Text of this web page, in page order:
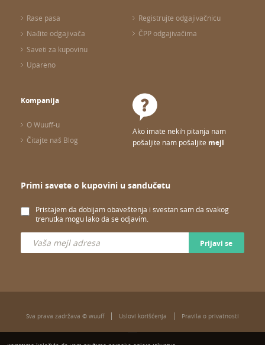
Rase pasa
Nađite odgajivača
Saveti za kupovinu
Upareno
Registrujte odgajivačnicu
ČPP odgajivačima
Kompanija
O Wuuff-u
Čitajte naš Blog
Ako imate nekih pitanja nam
pošaljite nam pošaljite mejl
Primi savete o kupovini u sandučetu
Pristajem da dobijam obaveštenja i svestan sam da svakog
trenutka mogu lako da se odjavim.
Prijavi se
Sva prava zadržava © wuuff Uslovi korišćenja Pravila o privatnosti